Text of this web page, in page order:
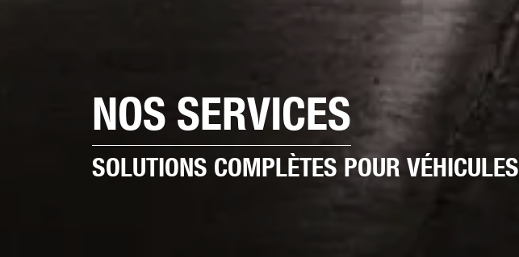
NOS SERVICES
SOLUTIONS COMPLÈTES POUR VÉHICULES